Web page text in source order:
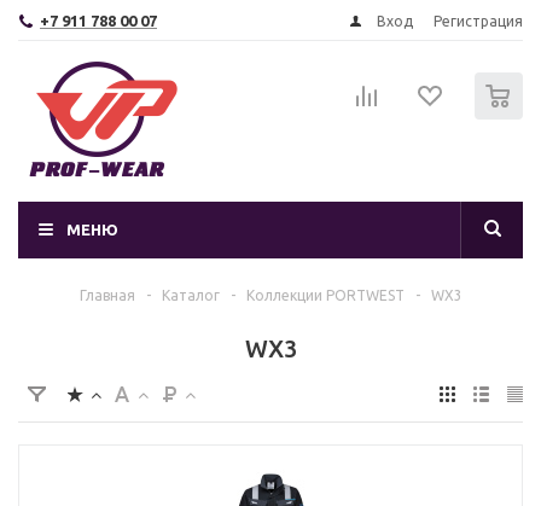
+7 911 788 00 07 Вход Регистрация
МЕНЮ
Главная - Каталог - Коллекции PORTWEST - WX3
WX3